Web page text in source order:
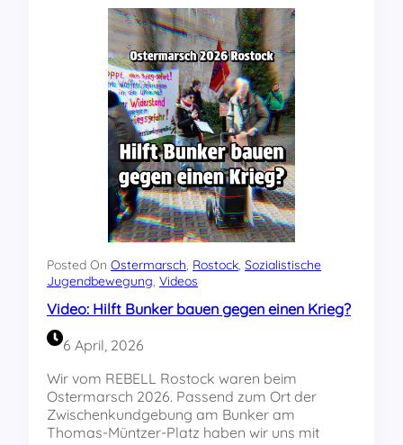
r
K
o
m
m
u
n
i
s
t
i
s
c
h
e
n
a
e
“
e
n
:
V
e
r
a
n
s
t
a
l
t
u
n
g
u
g
e
n
d
Posted On Ostermarsch, Rostock, Sozialistische
Jugendbewegung, Videos
Video: Hilft Bunker bauen gegen einen Krieg?
6 April, 2026
Wir vom REBELL Rostock waren beim
Ostermarsch 2026. Passend zum Ort der
Zwischenkundgebung am Bunker am
Thomas-Müntzer-Platz haben wir uns mit